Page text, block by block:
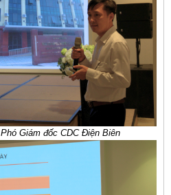
Phó Giám đốc CDC Điện Biên